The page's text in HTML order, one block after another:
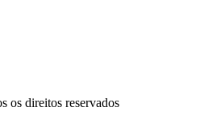
os direitos reservados